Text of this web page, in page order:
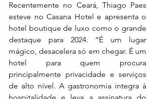
Recentemente no Ceará, Thiago Paes
esteve no Casana Hotel e apresenta o
hotel boutique de luxo como o grande
destaque para 2024. “É um lugar
mágico, desacelera só em chegar. É um
hotel para quem procura
principalmente privacidade e serviços
de alto nível. A gastronomia integra à